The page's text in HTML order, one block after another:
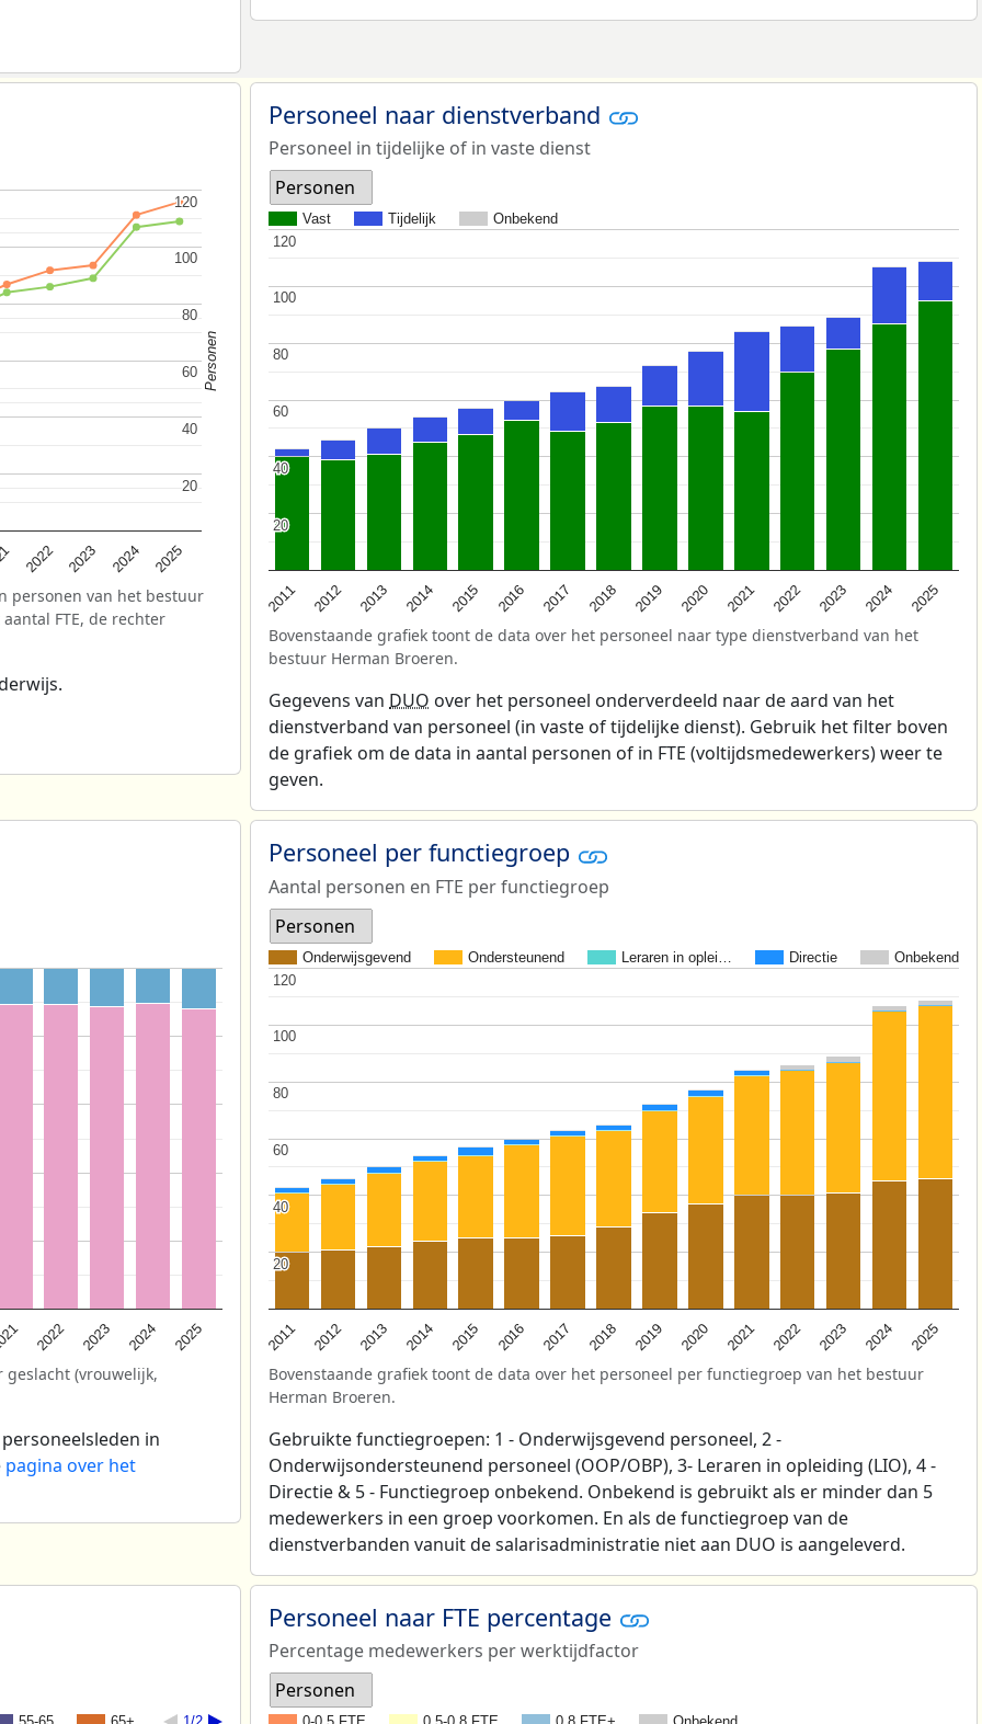
2022 2023 2024 2025
20
20
40
40
60
60
80
80
100
100
120
120
Personen
personen van het bestuur
FTE, de rechter
Personeel naar dienstverband
Personeel in tijdelijke of in vaste dienst
Personen
Vast Tijdelijk Onbekend
2011 2012 2013 2014 2015 2016 2017 2018 2019 2020 2021 2022 2023 2024 2025
20
20
40
40
60
60
80
80
100
100
120
120
Bovenstaande grafiek toont de data over het personeel naar type dienstverband van het
bestuur Herman Broeren.
Gegevens van DUO over het personeel onderverdeeld naar de aard van het
dienstverband van personeel (in vaste of tijdelijke dienst). Gebruik het filter boven
de grafiek om de data in aantal personen of in FTE (voltijdsmedewerkers) weer te
geven.
2022 2023 2024 2025
geslacht (vrouwelijk,
in
pagina over het
Personeel per functiegroep
Aantal personen en FTE per functiegroep
Personen
Onderwijsgevend Ondersteunend Leraren in oplei… Directie Onbekend
2011 2012 2013 2014 2015 2016 2017 2018 2019 2020 2021 2022 2023 2024 2025
20
20
40
40
60
60
80
80
100
100
120
120
Bovenstaande grafiek toont de data over het personeel per functiegroep van het bestuur
Herman Broeren.
Gebruikte functiegroepen: 1 - Onderwijsgevend personeel, 2 -
Onderwijsondersteunend personeel (OOP/OBP), 3- Leraren in opleiding (LIO), 4 -
Directie & 5 - Functiegroep onbekend. Onbekend is gebruikt als er minder dan 5
medewerkers in een groep voorkomen. En als de functiegroep van de
dienstverbanden vanuit de salarisadministratie niet aan DUO is aangeleverd.
Personeel naar FTE percentage
Percentage medewerkers per werktijdfactor
Personen